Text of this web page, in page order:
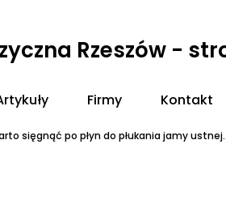
Rzeszów -
Firmy Kontakt
sięgnąć po płyn do płukania jamy